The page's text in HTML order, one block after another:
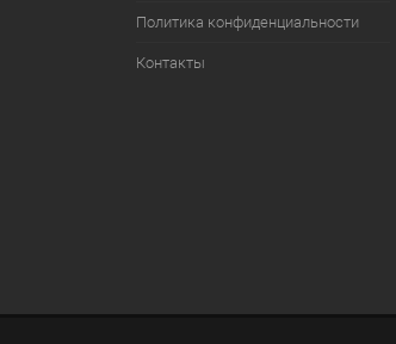
Политика конфиденциальности
Контакты